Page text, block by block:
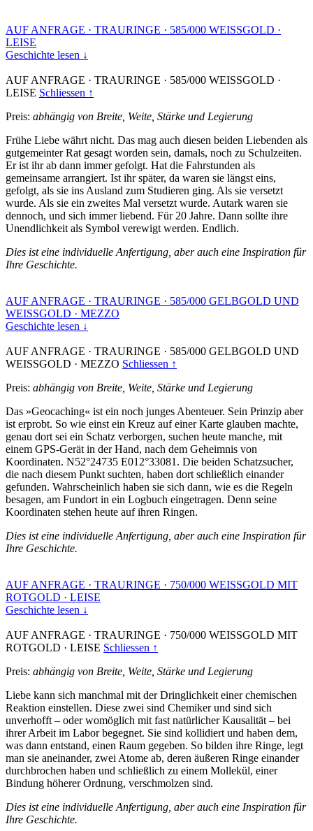
AUF ANFRAGE · TRAURINGE · 585/000 WEISSGOLD ·
LEISE
Geschichte lesen ↓
AUF ANFRAGE · TRAURINGE · 585/000 WEISSGOLD ·
LEISE Schliessen ↑
Preis: abhängig von Breite, Weite, Stärke und Legierung
Frühe Liebe währt nicht. Das mag auch diesen beiden Liebenden als
gutgemeinter Rat gesagt worden sein, damals, noch zu Schulzeiten.
Er ist ihr ab dann immer gefolgt. Hat die Fahrstunden als
gemeinsame arrangiert. Ist ihr später, da waren sie längst eins,
gefolgt, als sie ins Ausland zum Studieren ging. Als sie versetzt
wurde. Als sie ein zweites Mal versetzt wurde. Autark waren sie
dennoch, und sich immer liebend. Für 20 Jahre. Dann sollte ihre
Unendlichkeit als Symbol verewigt werden. Endlich.
Dies ist eine individuelle Anfertigung, aber auch eine Inspiration für
Ihre Geschichte.
AUF ANFRAGE · TRAURINGE · 585/000 GELBGOLD UND
WEISSGOLD · MEZZO
Geschichte lesen ↓
AUF ANFRAGE · TRAURINGE · 585/000 GELBGOLD UND
WEISSGOLD · MEZZO Schliessen ↑
Preis: abhängig von Breite, Weite, Stärke und Legierung
Das »Geocaching« ist ein noch junges Abenteuer. Sein Prinzip aber
ist erprobt. So wie einst ein Kreuz auf einer Karte glauben machte,
genau dort sei ein Schatz verborgen, suchen heute manche, mit
einem GPS-Gerät in der Hand, nach dem Geheimnis von
Koordinaten. N52°24735 E012°33081. Die beiden Schatzsucher,
die nach diesem Punkt suchten, haben dort schließlich einander
gefunden. Wahrscheinlich haben sie sich dann, wie es die Regeln
besagen, am Fundort in ein Logbuch eingetragen. Denn seine
Koordinaten stehen heute auf ihren Ringen.
Dies ist eine individuelle Anfertigung, aber auch eine Inspiration für
Ihre Geschichte.
AUF ANFRAGE · TRAURINGE · 750/000 WEISSGOLD MIT
ROTGOLD · LEISE
Geschichte lesen ↓
AUF ANFRAGE · TRAURINGE · 750/000 WEISSGOLD MIT
ROTGOLD · LEISE Schliessen ↑
Preis: abhängig von Breite, Weite, Stärke und Legierung
Liebe kann sich manchmal mit der Dringlichkeit einer chemischen
Reaktion einstellen. Diese zwei sind Chemiker und sind sich
unverhofft – oder womöglich mit fast natürlicher Kausalität – bei
ihrer Arbeit im Labor begegnet. Sie sind kollidiert und haben dem,
was dann entstand, einen Raum gegeben. So bilden ihre Ringe, legt
man sie aneinander, zwei Atome ab, deren äußeren Ringe einander
durchbrochen haben und schließlich zu einem Mollekül, einer
Bindung höherer Ordnung, verschmolzen sind.
Dies ist eine individuelle Anfertigung, aber auch eine Inspiration für
Ihre Geschichte.